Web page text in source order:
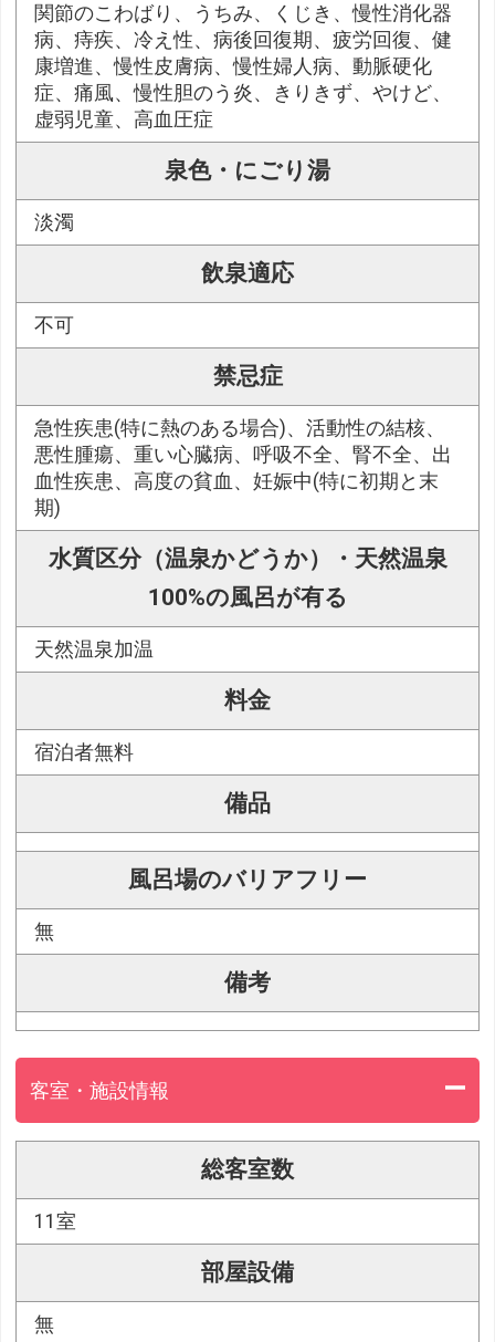
関節のこわばり、うちみ、くじき、慢性消化器
病、痔疾、冷え性、病後回復期、疲労回復、健
康増進、慢性皮膚病、慢性婦人病、動脈硬化
症、痛風、慢性胆のう炎、きりきず、やけど、
虚弱児童、高血圧症
泉色・にごり湯
淡濁
飲泉適応
不可
禁忌症
急性疾患(特に熱のある場合)、活動性の結核、
悪性腫瘍、重い心臓病、呼吸不全、腎不全、出
血性疾患、高度の貧血、妊娠中(特に初期と末
期)
水質区分（温泉かどうか）・天然温泉
100%の風呂が有る
天然温泉加温
料金
宿泊者無料
備品
風呂場のバリアフリー
無
備考
客室・施設情報
総客室数
11室
部屋設備
無